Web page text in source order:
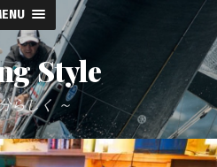
Style
らしく ～